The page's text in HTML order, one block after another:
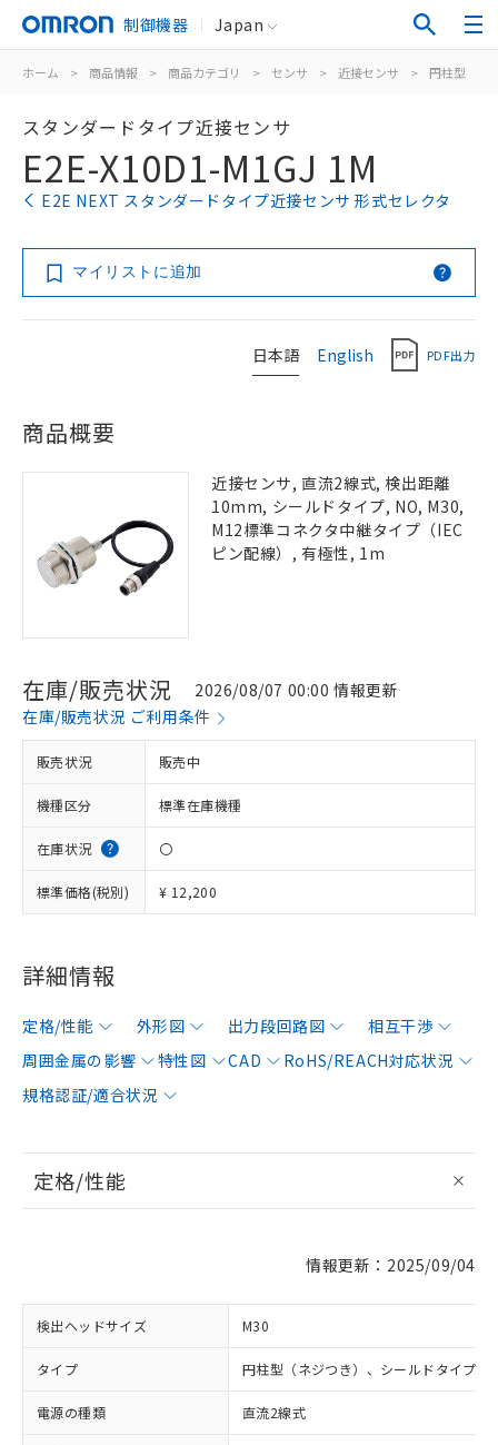
制御機器 Japan
ホーム > 商品情報 > 商品カテゴリ > センサ > 近接センサ > 円柱型
スタンダードタイプ近接センサ
E2E-X10D1-M1GJ 1M
E2E NEXT スタンダードタイプ近接センサ 形式セレクタ
マイリストに追加
日本語 English PDF出力
商品概要
近接センサ, 直流2線式, 検出距離
10mm, シールドタイプ, NO, M30,
M12標準コネクタ中継タイプ（IEC
ピン配線）, 有極性, 1m
在庫/販売状況
2026/08/07 00:00 情報更新
在庫/販売状況 ご利用条件
販売状況 販売中
機種区分 標準在庫機種
在庫状況 〇
標準価格(税別) ¥ 12,200
詳細情報
定格/性能 外形図 出力段回路図
相互干渉
周囲金属の影響
特性図 CAD
RoHS/REACH対応状況
規格認証/適合状況
定格/性能
情報更新：2025/09/04
検出ヘッドサイズ M30
タイプ 円柱型（ネジつき）、シールドタイプ
電源の種類 直流2線式